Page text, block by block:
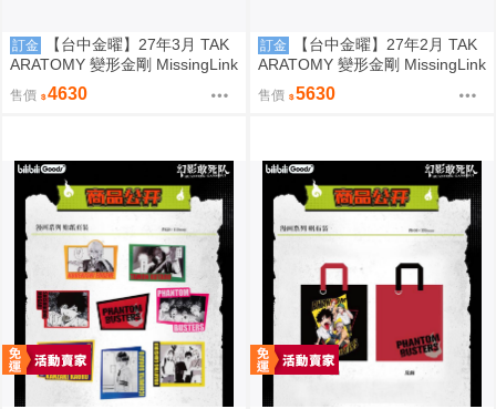
訂金
【台中金曜】27年3月 TAK
ARATOMY 變形金剛 MissingLink
D02 音波 聲波 動畫色 0828
售價 4630
訂金
【台中金曜】27年2月 TAK
ARATOMY 變形金剛 MissingLink
D01 音波 聲波 玩具色 0828
售價 5630